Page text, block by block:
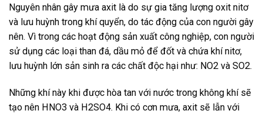
Nguyên nhân gây mưa axit là do sự gia tăng lượng oxit nitơ
và lưu huỳnh trong khí quyển, do tác động của con người gây
nên. Vì trong các hoạt động sản xuất công nghiệp, con người
sử dụng các loại than đá, dầu mỏ để đốt và chứa khí nitơ,
lưu huỳnh lớn sản sinh ra các chất độc hại như: NO2 và SO2.
Những khí này khi được hòa tan với nước trong không khí sẽ
tạo nên HNO3 và H2SO4. Khi có cơn mưa, axit sẽ lẫn với